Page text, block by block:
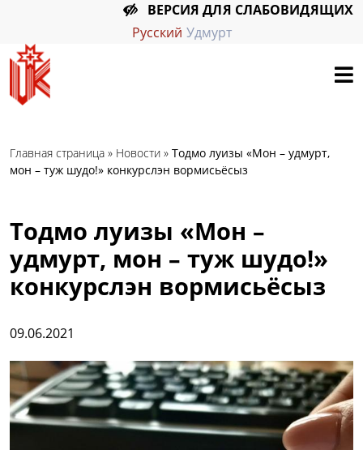
Русский Удмурт
ВЕРСИЯ ДЛЯ СЛАБОВИДЯЩИХ
Главная страница » Новости » Тодмо луизы «Мон – удмурт,
мон – туж шудо!» конкурслэн вормисьёсыз
Тодмо луизы «Мон –
удмурт, мон – туж шудо!»
конкурслэн вормисьёсыз
09.06.2021